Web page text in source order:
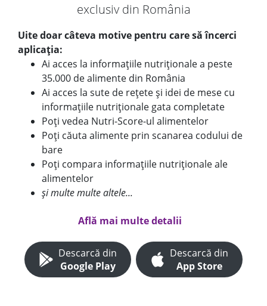
exclusiv din România
Uite doar câteva motive pentru care să încerci
aplicația:
Ai acces la informațiile nutriționale a peste
35.000 de alimente din România
Ai acces la sute de rețete și idei de mese cu
informațiile nutriționale gata completate
Poți vedea Nutri-Score-ul alimentelor
Poți căuta alimente prin scanarea codului de
bare
Poți compara informațiile nutriționale ale
alimentelor
și multe multe altele...
Află mai multe detalii
Descarcă din
Google Play
Descarcă din
App Store